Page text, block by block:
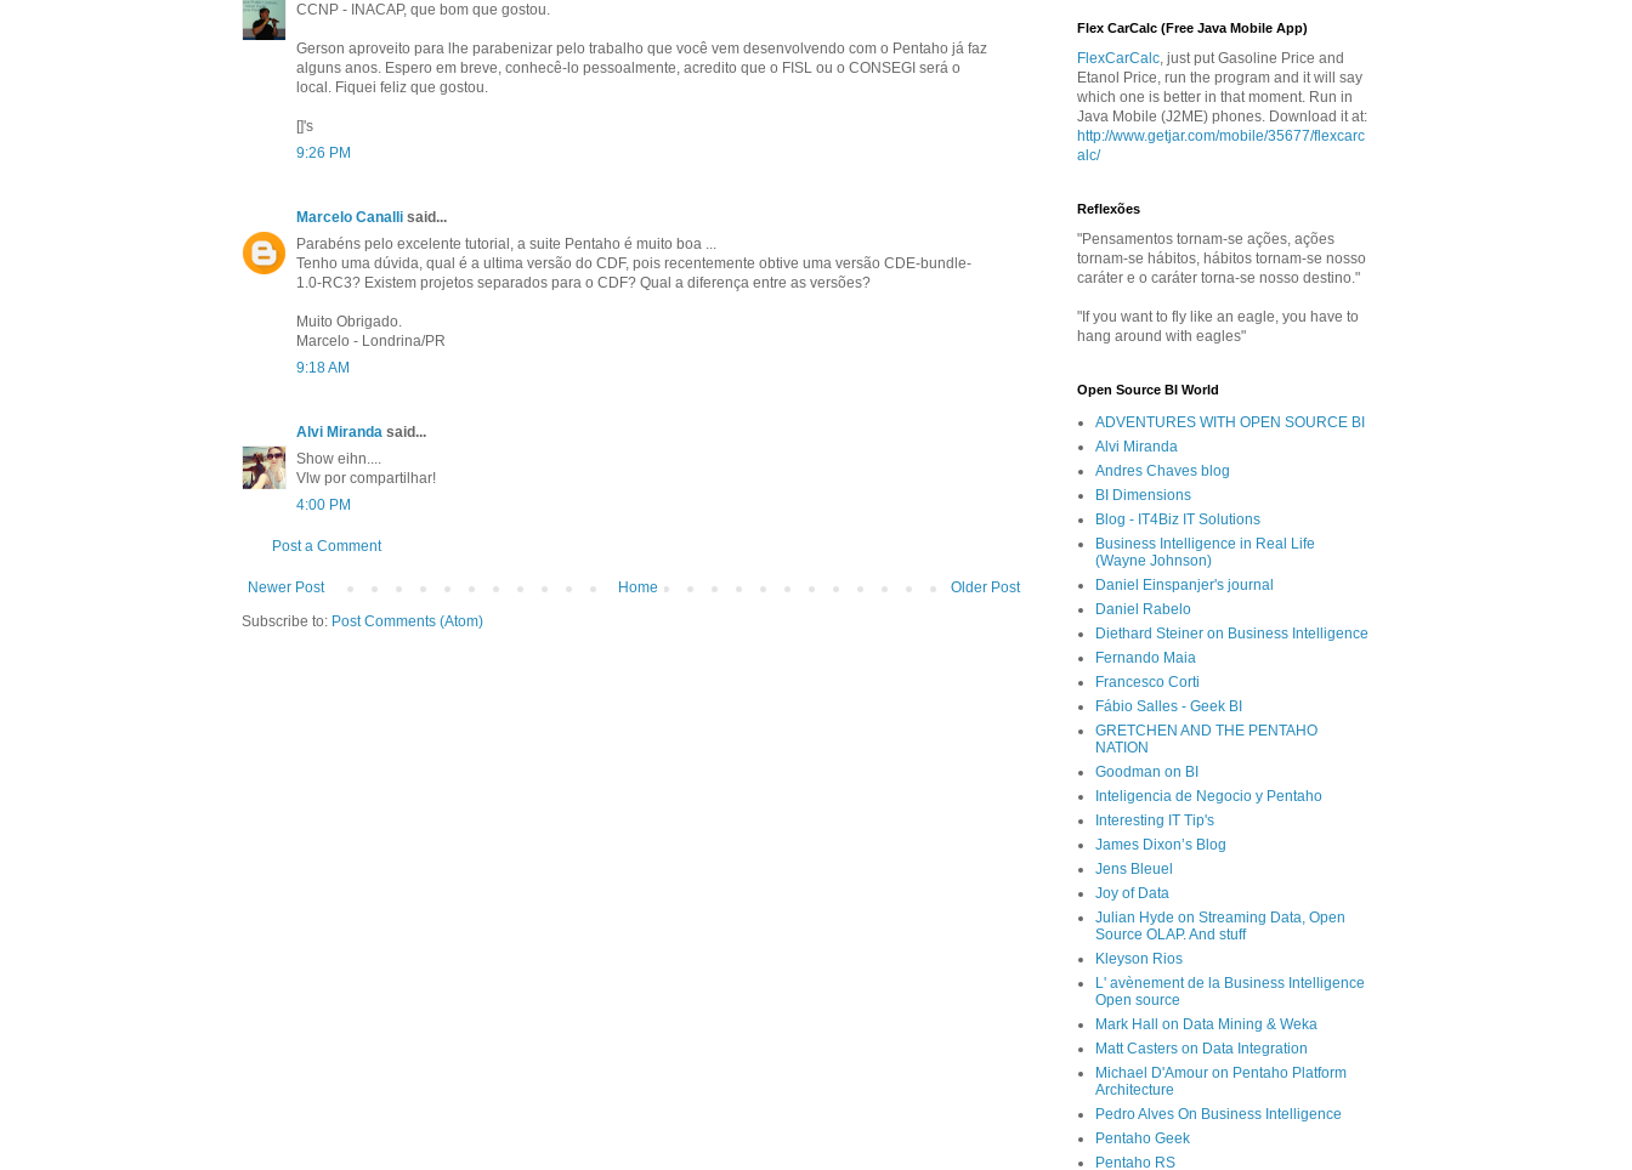
CCNP - INACAP, que bom que gostou.
Gerson aproveito para lhe parabenizar pelo trabalho que você vem desenvolvendo com o Pentaho já faz
alguns anos. Espero em breve, conhecê-lo pessoalmente, acredito que o FISL ou o CONSEGI será o
local. Fiquei feliz que gostou.
[]'s
9:26 PM
Marcelo Canalli said...
Parabéns pelo excelente tutorial, a suite Pentaho é muito boa ...
Tenho uma dúvida, qual é a ultima versão do CDF, pois recentemente obtive uma versão CDE-bundle-
1.0-RC3? Existem projetos separados para o CDF? Qual a diferença entre as versões?
Muito Obrigado.
Marcelo - Londrina/PR
9:18 AM
Alvi Miranda said...
Show eihn....
Vlw por compartilhar!
4:00 PM
Post a Comment
Newer Post Older Post
Home
Subscribe to: Post Comments (Atom)
Flex CarCalc (Free Java Mobile App)
FlexCarCalc, just put Gasoline Price and
Etanol Price, run the program and it will say
which one is better in that moment. Run in
Java Mobile (J2ME) phones. Download it at:
http://www.getjar.com/mobile/35677/flexcarc
alc/
Reflexões
"Pensamentos tornam-se ações, ações
tornam-se hábitos, hábitos tornam-se nosso
caráter e o caráter torna-se nosso destino."
"If you want to fly like an eagle, you have to
hang around with eagles"
Open Source BI World
ADVENTURES WITH OPEN SOURCE BI
Alvi Miranda
Andres Chaves blog
BI Dimensions
Blog - IT4Biz IT Solutions
Business Intelligence in Real Life
(Wayne Johnson)
Daniel Einspanjer's journal
Daniel Rabelo
Diethard Steiner on Business Intelligence
Fernando Maia
Francesco Corti
Fábio Salles - Geek BI
GRETCHEN AND THE PENTAHO
NATION
Goodman on BI
Inteligencia de Negocio y Pentaho
Interesting IT Tip's
James Dixon’s Blog
Jens Bleuel
Joy of Data
Julian Hyde on Streaming Data, Open
Source OLAP. And stuff
Kleyson Rios
L' avènement de la Business Intelligence
Open source
Mark Hall on Data Mining & Weka
Matt Casters on Data Integration
Michael D'Amour on Pentaho Platform
Architecture
Pedro Alves On Business Intelligence
Pentaho Geek
Pentaho RS